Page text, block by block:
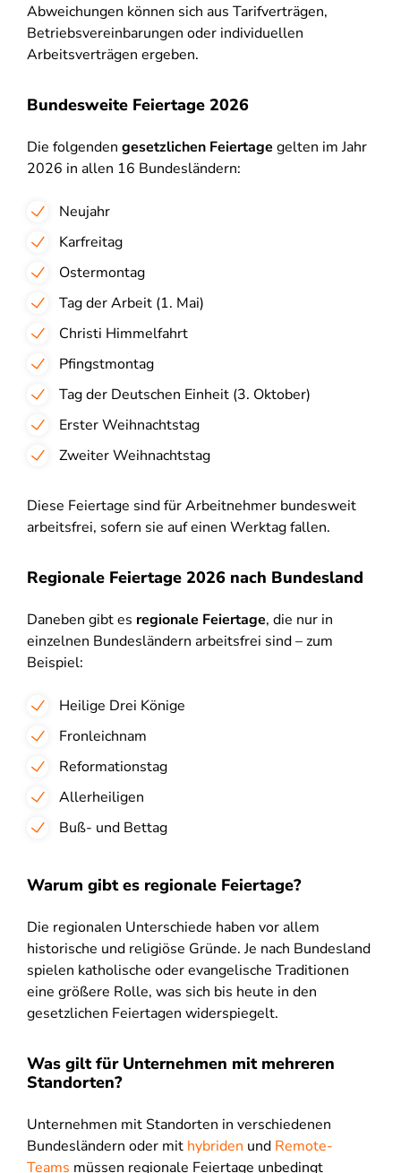
Abweichungen können sich aus Tarifverträgen,
Betriebsvereinbarungen oder individuellen
Arbeitsverträgen ergeben.
Bundesweite Feiertage 2026
Die folgenden gesetzlichen Feiertage gelten im Jahr
2026 in allen 16 Bundesländern:
Neujahr
Karfreitag
Ostermontag
Tag der Arbeit (1. Mai)
Christi Himmelfahrt
Pfingstmontag
Tag der Deutschen Einheit (3. Oktober)
Erster Weihnachtstag
Zweiter Weihnachtstag
Diese Feiertage sind für Arbeitnehmer bundesweit
arbeitsfrei, sofern sie auf einen Werktag fallen.
Regionale Feiertage 2026 nach Bundesland
Daneben gibt es regionale Feiertage, die nur in
einzelnen Bundesländern arbeitsfrei sind – zum
Beispiel:
Heilige Drei Könige
Fronleichnam
Reformationstag
Allerheiligen
Buß- und Bettag
Warum gibt es regionale Feiertage?
Die regionalen Unterschiede haben vor allem
historische und religiöse Gründe. Je nach Bundesland
spielen katholische oder evangelische Traditionen
eine größere Rolle, was sich bis heute in den
gesetzlichen Feiertagen widerspiegelt.
Was gilt für Unternehmen mit mehreren
Standorten?
Unternehmen mit Standorten in verschiedenen
Bundesländern oder mit hybriden und Remote-
Teams müssen regionale Feiertage unbedingt